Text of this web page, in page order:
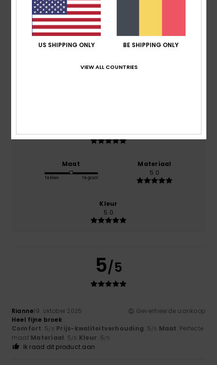
gebaseerd op1 geverifieerde beoordelingensinds
5.0
Maat
Te klein Te groot
Materiaal
5.0
Kleur
5.0
5/5
Rianne19. oktober 2025
Geverifieerde aankoop
Heel fijne broek
Comfort: 5/5 Prijs-kwaliteitverhouding: 5/5 Maat: Perfecte
maat Materiaal: 5/5 Kleur: 5/5
Ik raad dit product aan
US SHIPPING ONLY BE SHIPPING ONLY
VIEW ALL COUNTRIES